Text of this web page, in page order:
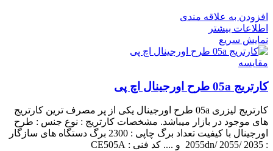
افزودن به علاقه مندی
اطلاعات بیشتر
نمایش سریع
مقايسه
کارتریج 05a طرح اورجینال اچ پی
کارتریج لیزری 05a طرح اورجینال یکی از پر مصرف ترین کارتریج
های موجود در بازار میباشد. مشخصات کارتریج : نوع جنس : طرح
اورجینال با کیفیت تعداد برگ چاپی : 2300 برگ
دستگاه های سازگار
: 2055dn/ 2055/ 2035 و ....
کد فنی : CE505A